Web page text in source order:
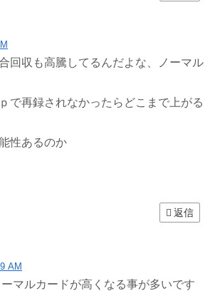
回収も高騰してるんだよな、ノーマル
で再録されなかったらどこまで上がる
性あるのか
返信
AM
マルカードが高くなる事が多いです